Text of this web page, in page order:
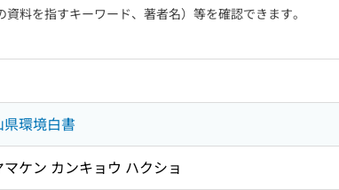
料を指すキーワード、著者名）等を確認できます。
環境白書
マケン カンキョウ ハクショ